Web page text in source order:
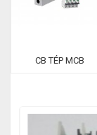
CB TÉP MCB